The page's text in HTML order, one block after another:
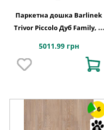
Паркетна дошка Barlinek
Trivor Piccolo Дуб Family, 1-
5011.99 грн
6